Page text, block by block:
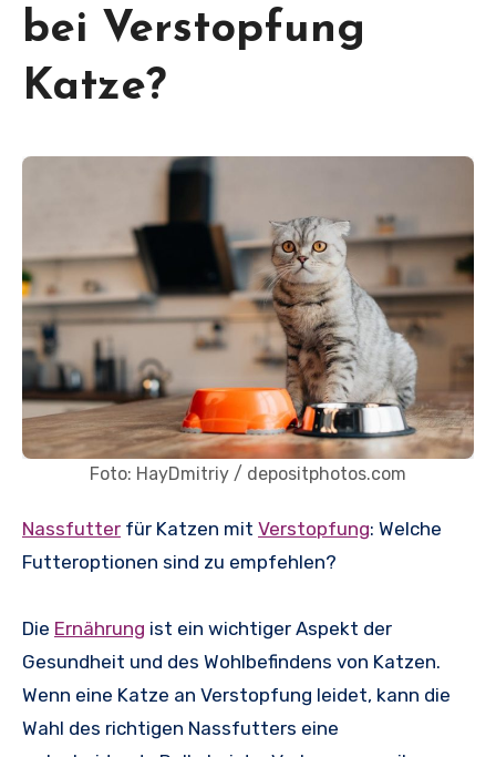
bei Verstopfung
Katze?
Foto: HayDmitriy / depositphotos.com
Nassfutter für Katzen mit Verstopfung: Welche
Futteroptionen sind zu empfehlen?
Die Ernährung ist ein wichtiger Aspekt der
Gesundheit und des Wohlbefindens von Katzen.
Wenn eine Katze an Verstopfung leidet, kann die
Wahl des richtigen Nassfutters eine